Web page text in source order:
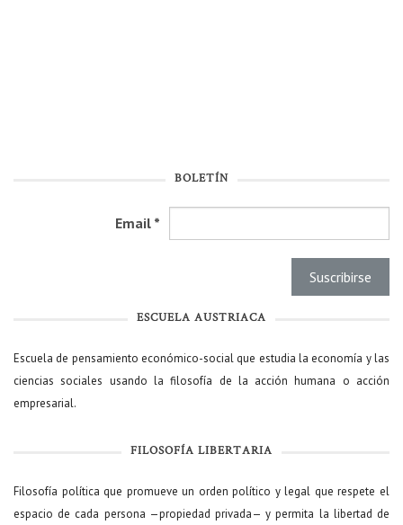
BOLETÍN
Email *
ESCUELA AUSTRIACA
Escuela de pensamiento económico-social que estudia la economía y las
ciencias sociales usando la filosofía de la acción humana o acción
empresarial.
FILOSOFÍA LIBERTARIA
Filosofía política que promueve un orden político y legal que respete el
espacio de cada persona —propiedad privada— y permita la libertad de